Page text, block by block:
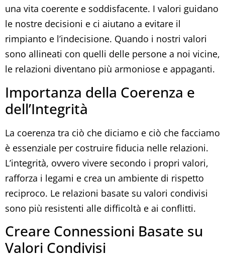
una vita coerente e soddisfacente. I valori guidano
le nostre decisioni e ci aiutano a evitare il
rimpianto e l’indecisione. Quando i nostri valori
sono allineati con quelli delle persone a noi vicine,
le relazioni diventano più armoniose e appaganti.
Importanza della Coerenza e
dell’Integrità
La coerenza tra ciò che diciamo e ciò che facciamo
è essenziale per costruire fiducia nelle relazioni.
L’integrità, ovvero vivere secondo i propri valori,
rafforza i legami e crea un ambiente di rispetto
reciproco. Le relazioni basate su valori condivisi
sono più resistenti alle difficoltà e ai conflitti.
Creare Connessioni Basate su
Valori Condivisi